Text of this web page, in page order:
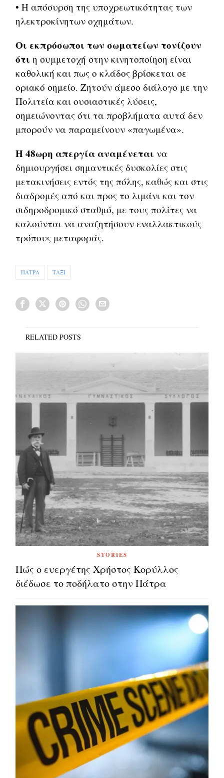
• Η απόσυρση της υποχρεωτικότητας των
ηλεκτροκίνητων οχημάτων.
Οι εκπρόσωποι των σωματείων τονίζουν
ότι η συμμετοχή στην κινητοποίηση είναι
καθολική και πως ο κλάδος βρίσκεται σε
οριακό σημείο. Ζητούν άμεσο διάλογο με την
Πολιτεία και ουσιαστικές λύσεις,
σημειώνοντας ότι τα προβλήματα αυτά δεν
μπορούν να παραμείνουν «παγωμένα».
Η 48ωρη απεργία αναμένεται να
δημιουργήσει σημαντικές δυσκολίες στις
μετακινήσεις εντός της πόλης, καθώς και στις
διαδρομές από και προς το λιμάνι και τον
σιδηροδρομικό σταθμό, με τους πολίτες να
καλούνται να αναζητήσουν εναλλακτικούς
τρόπους μεταφοράς.
ΠΑΤΡΑ ΤΑΞΙ
RELATED POSTS
STORIES
Πώς ο ευεργέτης Χρήστος Κορύλλος
διέδωσε το ποδήλατο στην Πάτρα